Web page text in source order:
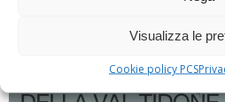
Visualizza le
Cookie policy PCS